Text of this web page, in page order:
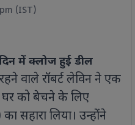
(IST)
में क्लोज हुई डील
वाले रॉबर्ट लेविन ने एक
को बेचने के लिए
सहारा लिया। उन्होंने